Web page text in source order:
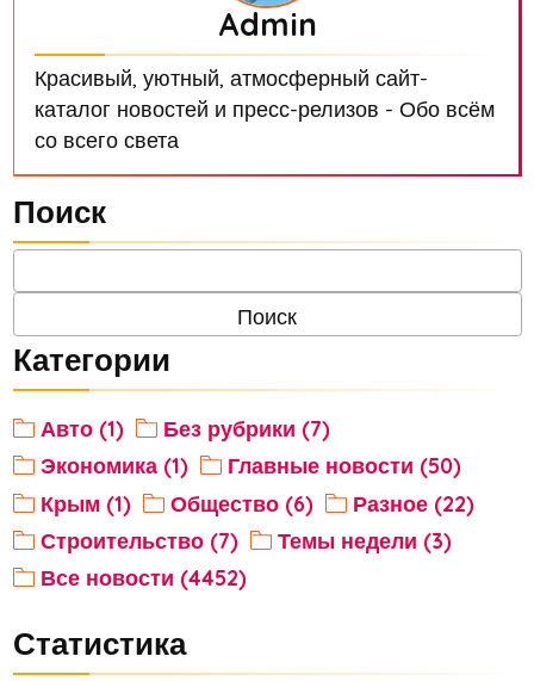
Admin
Красивый, уютный, атмосферный сайт-
каталог новостей и пресс-релизов - Обо всём
со всего света
Поиск
Категории
Авто (1)
Без рубрики (7)
Экономика (1)
Главные новости (50)
Крым (1)
Общество (6)
Разное (22)
Строительство (7)
Темы недели (3)
Все новости (4452)
Статистика